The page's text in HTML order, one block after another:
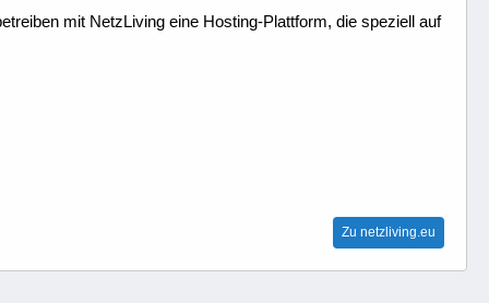
mit NetzLiving eine Hosting-Plattform, die speziell auf
Zu netzliving.eu